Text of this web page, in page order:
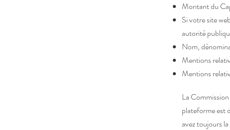
Montant du
Si votre site
autorité
Nom,
Mentions
Mentions
La
plateforme est
avez toujours